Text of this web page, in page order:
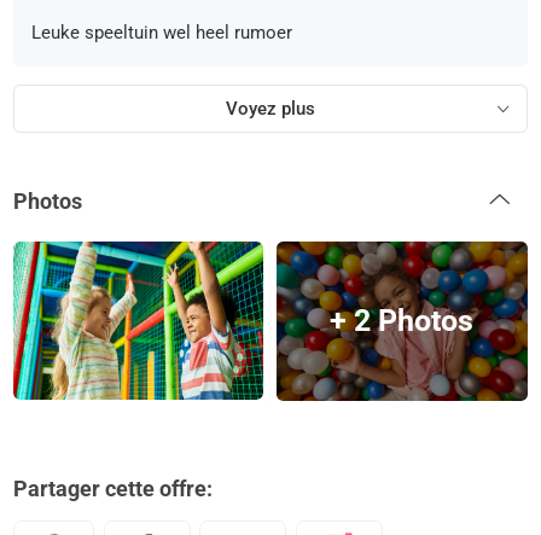
Leuke speeltuin wel heel rumoer
Voyez plus
Photos
+ 2 Photos
Partager cette offre: